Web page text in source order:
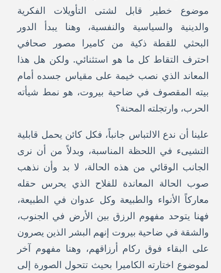
موضوع خطير قابل لشتى التأويلات الفكرية
والدينية والسياسية والنفسية، وهنا يبدأ الدور
البحثي للقطة ذكية من كاميرا مصور صحافي
احترف التقاط كل ما هو استثنائي. ولكن هل هذا
المعاند الذي نصب خيمة على مقياس جسده أمام
بيته المقصوف في ضاحية بيروت، هو نمط شيأته
الحرب، وارتجلته المحنة؟
علينا أن ندع الالتباس جانباً، فكل كائن يحمل قابلية
التشيىء في اللحظة المناسبة، وبدلاً من أن نرى
الجانب الوقائي من هذه الحالة، لا بد وأن نذهب
صوب الحالة المعاندة للفلاح الذي يحرس حقله
معاركاً الأنواء والطبيعة وكل عدوان في الطبيعة،
فهنا يتوحد مفهوم الرزق بين الأرض في الجنوب،
والشقة في ضاحية بيروت إنهم البشر الذين يصرون
على البقاء فوق ركام أرزاقهم، وهنا مفهوم آخر
لموضوع اختارته الكاميرا بحيث تتحول الصورة إلى